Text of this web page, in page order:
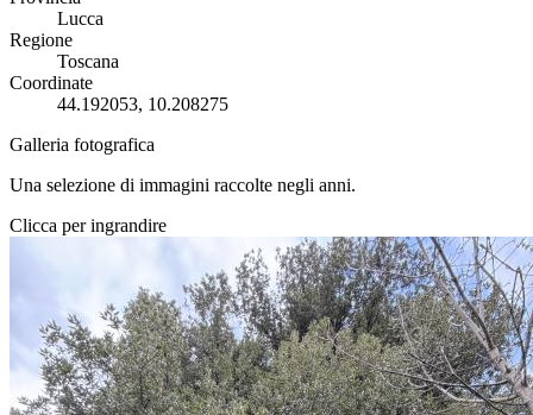
Lucca
Regione
Toscana
Coordinate
44.192053, 10.208275
Galleria fotografica
Una selezione di immagini raccolte negli anni.
Clicca per ingrandire